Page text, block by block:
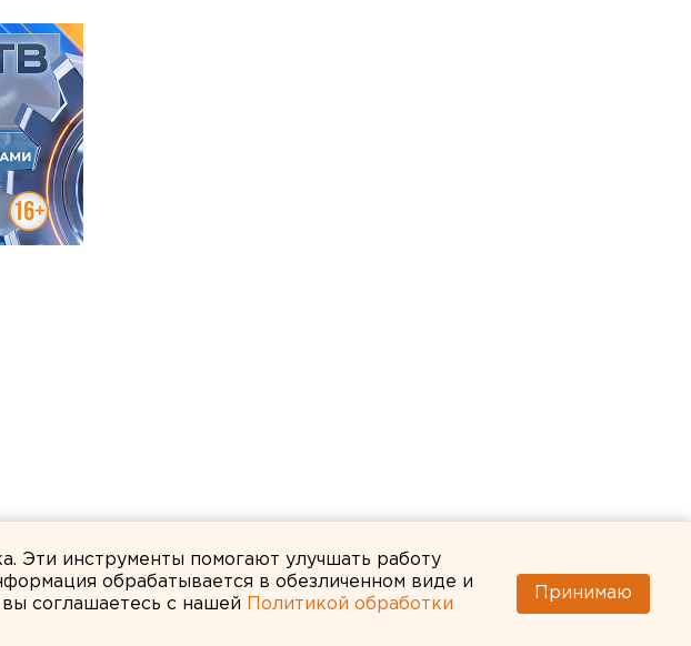
Эти инструменты помогают улучшать работу
обрабатывается в обезличенном виде и
вы соглашаетесь с нашей
Политикой обработки
Принимаю